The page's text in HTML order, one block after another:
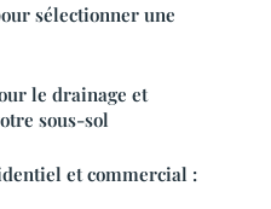
sélectionner une
le drainage et
sous-sol
et commercial :